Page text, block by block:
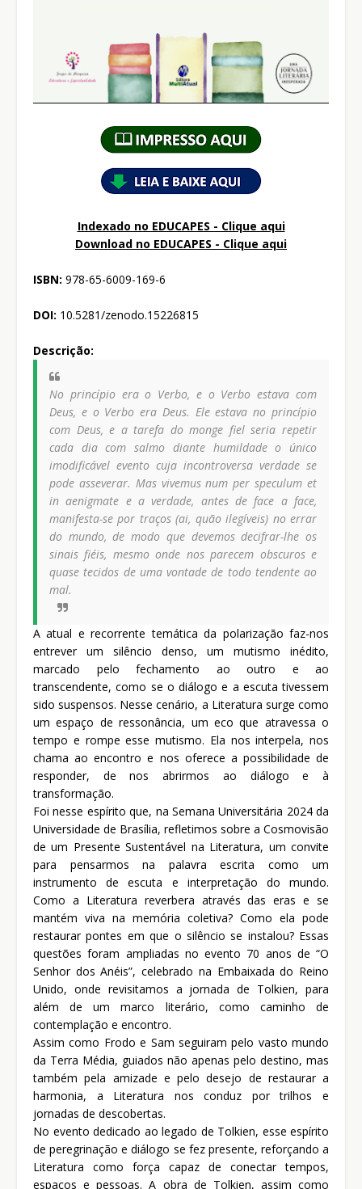
Indexado no EDUCAPES - Clique aqui
Download no EDUCAPES - Clique aqui
ISBN: 978-65-6009-169-6
DOI: 10.5281/zenodo.15226815
Descrição:
No princípio era o Verbo, e o Verbo estava com
Deus, e o Verbo era Deus. Ele estava no princípio
com Deus, e a tarefa do monge fiel seria repetir
cada dia com salmo diante humildade o único
imodificável evento cuja incontroversa verdade se
pode asseverar. Mas vivemus num per speculum et
in aenigmate e a verdade, antes de face a face,
manifesta-se por traços (ai, quão ilegíveis) no errar
do mundo, de modo que devemos decifrar-lhe os
sinais fiéis, mesmo onde nos parecem obscuros e
quase tecidos de uma vontade de todo tendente ao
mal.
A atual e recorrente temática da polarização faz-nos
entrever um silêncio denso, um mutismo inédito,
marcado pelo fechamento ao outro e ao
transcendente, como se o diálogo e a escuta tivessem
sido suspensos. Nesse cenário, a Literatura surge como
um espaço de ressonância, um eco que atravessa o
tempo e rompe esse mutismo. Ela nos interpela, nos
chama ao encontro e nos oferece a possibilidade de
responder, de nos abrirmos ao diálogo e à
transformação.
Foi nesse espírito que, na Semana Universitária 2024 da
Universidade de Brasília, refletimos sobre a Cosmovisão
de um Presente Sustentável na Literatura, um convite
para pensarmos na palavra escrita como um
instrumento de escuta e interpretação do mundo.
Como a Literatura reverbera através das eras e se
mantém viva na memória coletiva? Como ela pode
restaurar pontes em que o silêncio se instalou? Essas
questões foram ampliadas no evento 70 anos de “O
Senhor dos Anéis”, celebrado na Embaixada do Reino
Unido, onde revisitamos a jornada de Tolkien, para
além de um marco literário, como caminho de
contemplação e encontro.
Assim como Frodo e Sam seguiram pelo vasto mundo
da Terra Média, guiados não apenas pelo destino, mas
também pela amizade e pelo desejo de restaurar a
harmonia, a Literatura nos conduz por trilhos e
jornadas de descobertas.
No evento dedicado ao legado de Tolkien, esse espírito
de peregrinação e diálogo se fez presente, reforçando a
Literatura como força capaz de conectar tempos,
espaços e pessoas. A obra de Tolkien, assim como